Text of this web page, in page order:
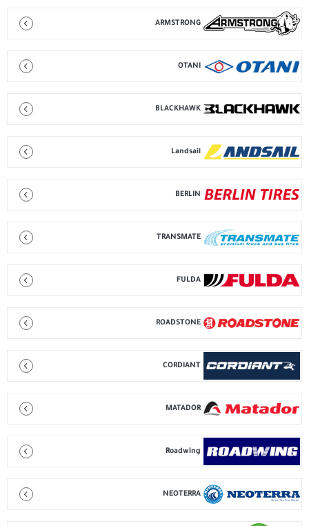
ARMSTRONG
OTANI
BLACKHAWK
Landsail
BERLIN
TRANSMATE
ROADSTONE
CORDIANT
MATADOR
Roadwing
NEOTERRA